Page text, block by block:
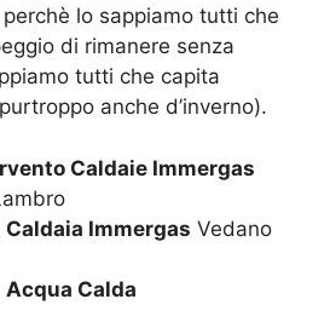
lo sappiamo tutti che
di rimanere senza
tutti che capita
anche d’inverno).
Caldaie Immergas
Caldaia Immergas Vedano
Acqua Calda